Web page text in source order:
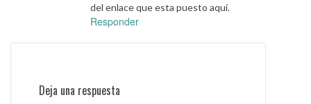
del enlace que esta puesto aquí.
Responder
Deja una respuesta